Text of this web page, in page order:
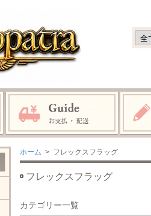
ホーム > フレックスフラッグ
フレックスフラッグ
カテゴリー一覧